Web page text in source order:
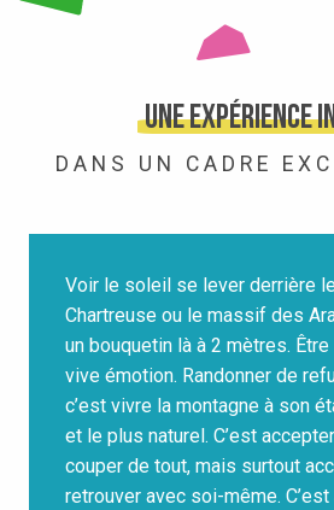
Une expérience
DANS UN CADRE
Voir le soleil se lever derrière
Chartreuse ou le massif des
un bouquetin là à 2 mètres.
vive émotion. Randonner de
c’est vivre la montagne à son
et le plus naturel. C’est
couper de tout, mais surtout
retrouver avec soi-même.